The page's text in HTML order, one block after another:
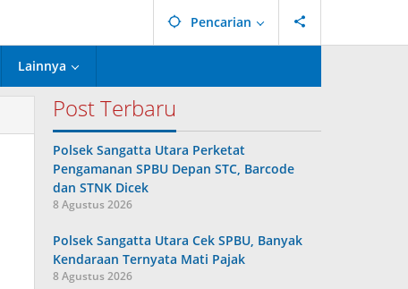
Pencarian
Lainnya
Post Terbaru
Polsek Sangatta Utara Perketat
Pengamanan SPBU Depan STC, Barcode
dan STNK Dicek
8 Agustus 2026
Polsek Sangatta Utara Cek SPBU, Banyak
Kendaraan Ternyata Mati Pajak
8 Agustus 2026